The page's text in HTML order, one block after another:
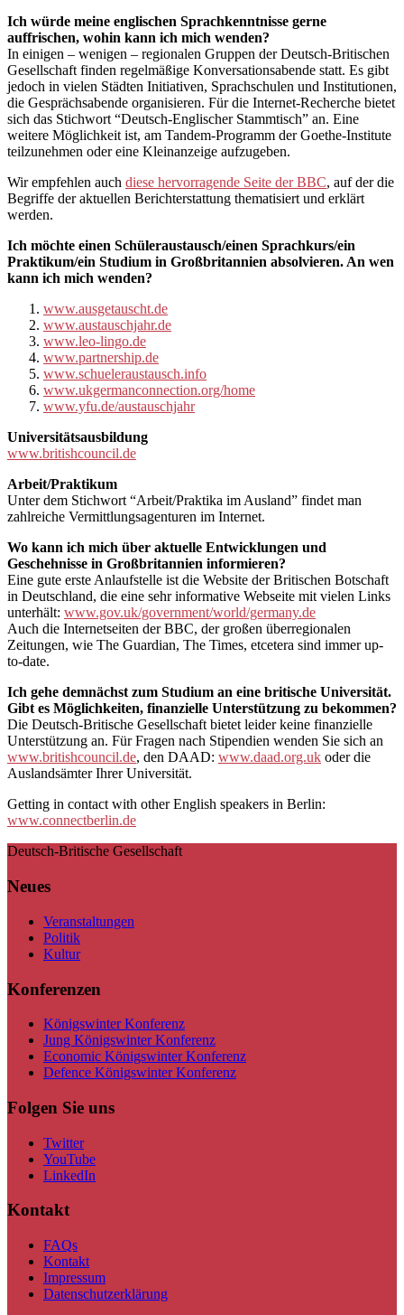
Ich würde meine englischen Sprachkenntnisse gerne
auffrischen, wohin kann ich mich wenden?
In einigen – wenigen – regionalen Gruppen der Deutsch-Britischen
Gesellschaft finden regelmäßige Konversationsabende statt. Es gibt
jedoch in vielen Städten Initiativen, Sprachschulen und Institutionen,
die Gesprächsabende organisieren. Für die Internet-Recherche bietet
sich das Stichwort “Deutsch-Englischer Stammtisch” an. Eine
weitere Möglichkeit ist, am Tandem-Programm der Goethe-Institute
teilzunehmen oder eine Kleinanzeige aufzugeben.
Wir empfehlen auch diese hervorragende Seite der BBC, auf der die
Begriffe der aktuellen Berichterstattung thematisiert und erklärt
werden.
Ich möchte einen Schüleraustausch/einen Sprachkurs/ein
Praktikum/ein Studium in Großbritannien absolvieren. An wen
kann ich mich wenden?
www.ausgetauscht.de
www.austauschjahr.de
www.leo-lingo.de
www.partnership.de
www.schueleraustausch.info
www.ukgermanconnection.org/home
www.yfu.de/austauschjahr
Universitätsausbildung
www.britishcouncil.de
Arbeit/Praktikum
Unter dem Stichwort “Arbeit/Praktika im Ausland” findet man
zahlreiche Vermittlungsagenturen im Internet.
Wo kann ich mich über aktuelle Entwicklungen und
Geschehnisse in Großbritannien informieren?
Eine gute erste Anlaufstelle ist die Website der Britischen Botschaft
in Deutschland, die eine sehr informative Webseite mit vielen Links
unterhält: www.gov.uk/government/world/germany.de
Auch die Internetseiten der BBC, der großen überregionalen
Zeitungen, wie The Guardian, The Times, etcetera sind immer up-
to-date.
Ich gehe demnächst zum Studium an eine britische Universität.
Gibt es Möglichkeiten, finanzielle Unterstützung zu bekommen?
Die Deutsch-Britische Gesellschaft bietet leider keine finanzielle
Unterstützung an. Für Fragen nach Stipendien wenden Sie sich an
www.britishcouncil.de, den DAAD: www.daad.org.uk oder die
Auslandsämter Ihrer Universität.
Getting in contact with other English speakers in Berlin:
www.connectberlin.de
Deutsch-Britische Gesellschaft
Neues
Veranstaltungen
Politik
Kultur
Konferenzen
Königswinter Konferenz
Jung Königswinter Konferenz
Economic Königswinter Konferenz
Defence Königswinter Konferenz
Folgen Sie uns
Twitter
YouTube
LinkedIn
Kontakt
FAQs
Kontakt
Impressum
Datenschutzerklärung